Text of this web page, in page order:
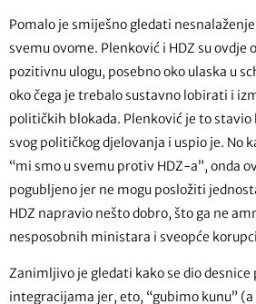
Pomalo je smiješno gledati
svemu ovome. Plenković i HDZ su ovdje
pozitivnu ulogu, posebno oko ulaska u
oko čega je trebalo sustavno lobirati i
političkih blokada. Plenković je to
svog političkog djelovanja i uspio je. No
“mi smo u svemu protiv HDZ-a”, onda
pogubljeno jer ne mogu posložiti
HDZ napravio nešto dobro, što ga ne
nesposobnih ministara i sveopće
Zanimljivo je gledati kako se dio
integracijama jer, eto, “gubimo kunu”